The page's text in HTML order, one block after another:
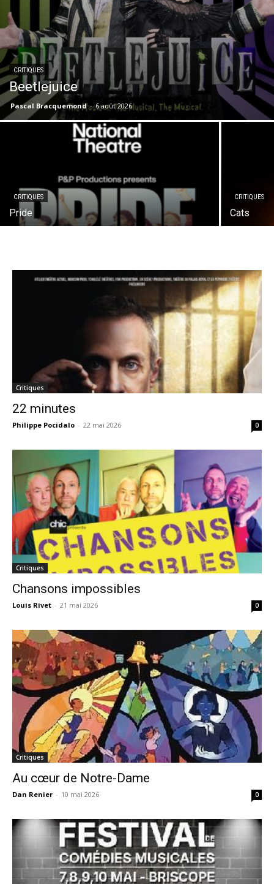
CRITIQUES
Beetlejuice
Pascal Bracquemond - 6 août 2026
CRITIQUES
Pride
CRITIQUES
Cats
Critiques
22 minutes
Philippe Pocidalo - 22 mai 2026 0
Critiques
Chansons impossibles
Louis Rivet - 21 mai 2026 0
Critiques
Au cœur de Notre-Dame
Dan Renier - 10 mai 2026 0